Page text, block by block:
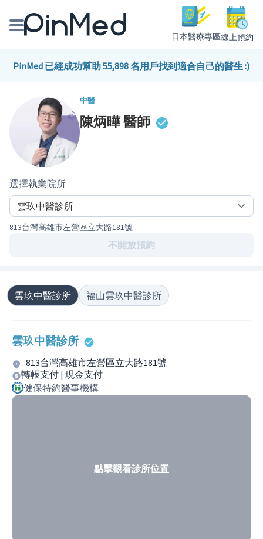
日本醫療專區線上預約
線上預約醫師、院所
健康主題館
PinMed 已經成功幫助 55,898 名用戶找到適合自己的醫生 :)
中醫
陳炳曄醫師
選擇執業院所
813台灣高雄市左營區立大路181號
不開放預約
雲玖中醫診所 福山雲玖中醫診所
雲玖中醫診所
813台灣高雄市左營區立大路181號
轉帳支付 | 現金支付
健保特約醫事機構
點擊觀看診所位置